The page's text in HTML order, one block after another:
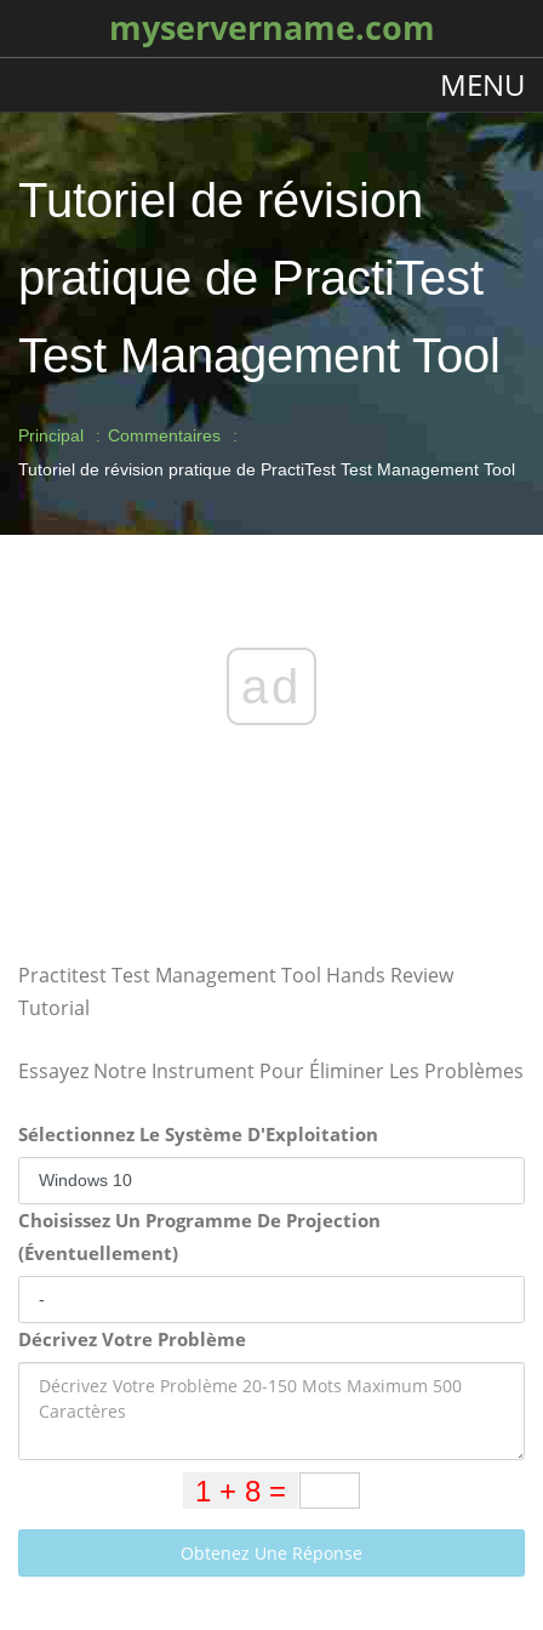
myservername.com
MENU
Tutoriel de révision
pratique de PractiTest
Test Management Tool
Principal
Commentaires
Tutoriel de révision pratique de PractiTest Test Management Tool
ad
Practitest Test Management Tool Hands Review
Tutorial
Essayez Notre Instrument Pour Éliminer Les Problèmes
Sélectionnez Le Système D'Exploitation
Choisissez Un Programme De Projection
(Éventuellement)
Décrivez Votre Problème
Obtenez Une Réponse